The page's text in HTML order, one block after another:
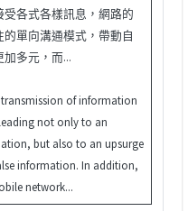
各式各樣訊息，網路的
單向溝通模式，帶動自
多元，而...
of information
not only to an
but also to an upsurge
information. In addition,
network...